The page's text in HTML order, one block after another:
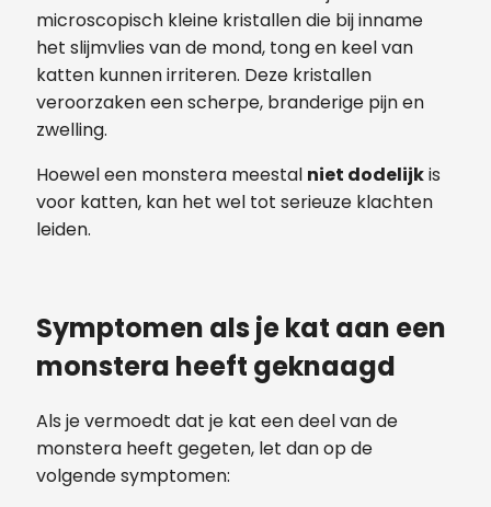
microscopisch kleine kristallen die bij inname
het slijmvlies van de mond, tong en keel van
katten kunnen irriteren. Deze kristallen
veroorzaken een scherpe, branderige pijn en
zwelling.
Hoewel een monstera meestal niet dodelijkis
voor katten, kan het wel tot serieuze klachten
leiden.
Symptomen als je kat aan een
monstera heeft geknaagd
Als je vermoedt dat je kat een deel van de
monstera heeft gegeten, let dan op de
volgende symptomen: